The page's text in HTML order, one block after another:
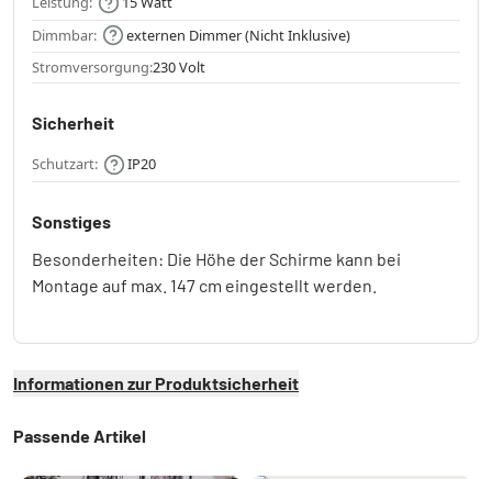
Dimmbar:
externen Dimmer (Nicht Inklusive)
Stromversorgung:230 Volt
Sicherheit
Schutzart: IP20
Sonstiges
Besonderheiten: Die Höhe der Schirme kann bei
Montage auf max. 147 cm eingestellt werden.
Informationen zur Produktsicherheit
Passende Artikel